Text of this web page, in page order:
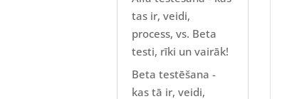
tas ir, veidi,
process, vs. Beta
testi, rīki un vairāk!
Beta testēšana -
kas tā ir, veidi,